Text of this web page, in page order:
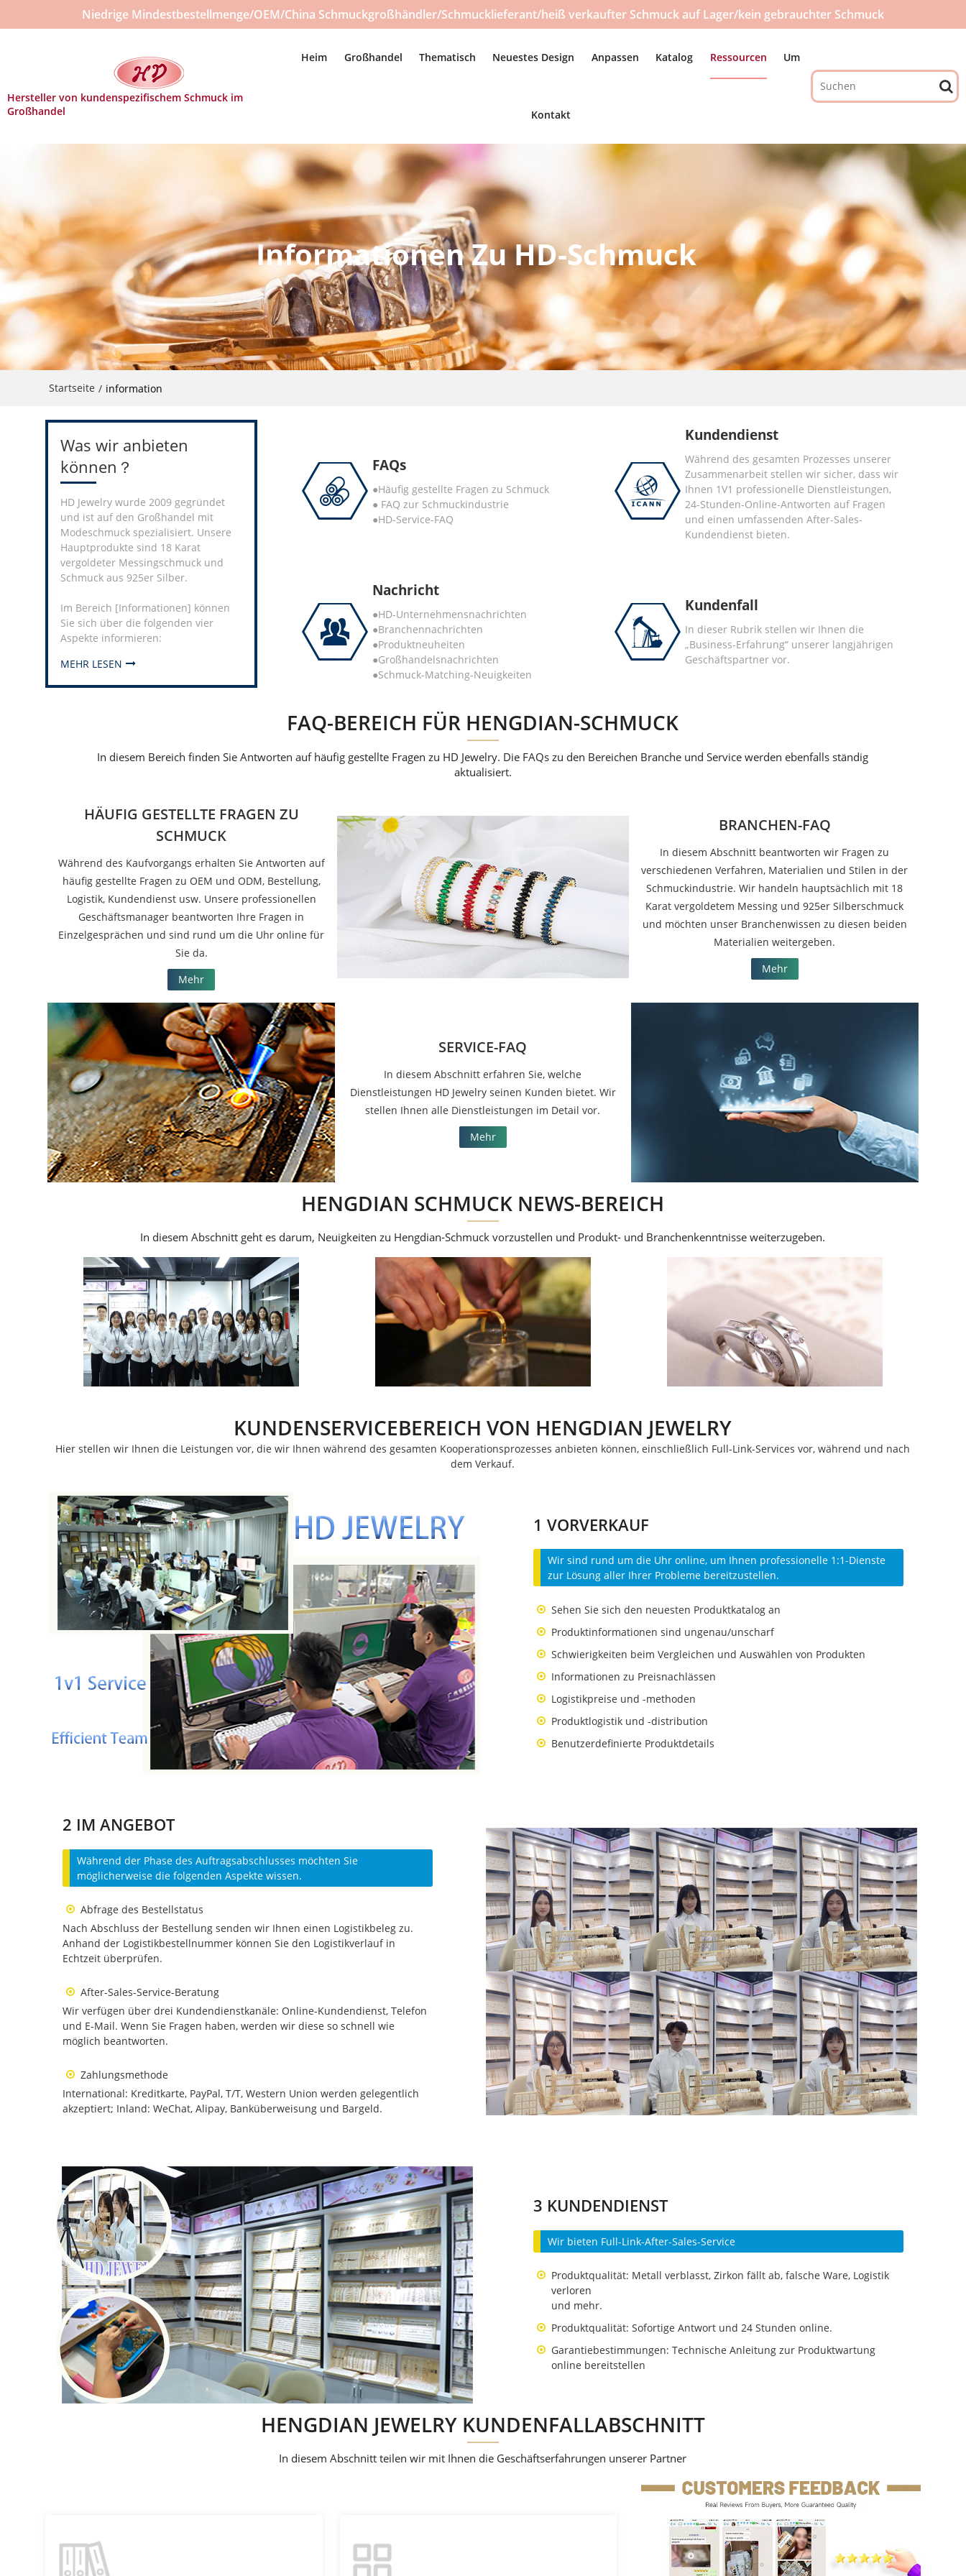
Niedrige Mindestbestellmenge/OEM/China Schmuckgroßhändler/Schmucklieferant/heiß verkaufter Schmuck auf Lager/kein gebrauchter Schmuck
Hersteller von kundenspezifischem Schmuck im
Großhandel
Heim Großhandel Thematisch Neuestes Design Anpassen Katalog Ressourcen Um
Kontakt
Informationen Zu HD-Schmuck
Startseite / information
Was wir anbieten
können？
HD Jewelry wurde 2009 gegründet
und ist auf den Großhandel mit
Modeschmuck spezialisiert. Unsere
Hauptprodukte sind 18 Karat
vergoldeter Messingschmuck und
Schmuck aus 925er Silber.
Im Bereich [Informationen] können
Sie sich über die folgenden vier
Aspekte informieren:
MEHR LESEN
FAQs
●Häufig gestellte Fragen zu Schmuck
● FAQ zur Schmuckindustrie
●HD-Service-FAQ
Kundendienst
Während des gesamten Prozesses unserer
Zusammenarbeit stellen wir sicher, dass wir
Ihnen 1V1 professionelle Dienstleistungen,
24-Stunden-Online-Antworten auf Fragen
und einen umfassenden After-Sales-
Kundendienst bieten.
Nachricht
●HD-Unternehmensnachrichten
●Branchennachrichten
●Produktneuheiten
●Großhandelsnachrichten
●Schmuck-Matching-Neuigkeiten
Kundenfall
In dieser Rubrik stellen wir Ihnen die
„Business-Erfahrung“ unserer langjährigen
Geschäftspartner vor.
FAQ-BEREICH FÜR HENGDIAN-SCHMUCK
In diesem Bereich finden Sie Antworten auf häufig gestellte Fragen zu HD Jewelry. Die FAQs zu den Bereichen Branche und Service werden ebenfalls ständig
aktualisiert.
HÄUFIG GESTELLTE FRAGEN ZU
SCHMUCK
Während des Kaufvorgangs erhalten Sie Antworten auf
häufig gestellte Fragen zu OEM und ODM, Bestellung,
Logistik, Kundendienst usw. Unsere professionellen
Geschäftsmanager beantworten Ihre Fragen in
Einzelgesprächen und sind rund um die Uhr online für
Sie da.
Mehr
BRANCHEN-FAQ
In diesem Abschnitt beantworten wir Fragen zu
verschiedenen Verfahren, Materialien und Stilen in der
Schmuckindustrie. Wir handeln hauptsächlich mit 18
Karat vergoldetem Messing und 925er Silberschmuck
und möchten unser Branchenwissen zu diesen beiden
Materialien weitergeben.
Mehr
SERVICE-FAQ
In diesem Abschnitt erfahren Sie, welche
Dienstleistungen HD Jewelry seinen Kunden bietet. Wir
stellen Ihnen alle Dienstleistungen im Detail vor.
Mehr
HENGDIAN SCHMUCK NEWS-BEREICH
In diesem Abschnitt geht es darum, Neuigkeiten zu Hengdian-Schmuck vorzustellen und Produkt- und Branchenkenntnisse weiterzugeben.
Unternehmens-News Produktneuheiten Branchen-News
KUNDENSERVICEBEREICH VON HENGDIAN JEWELRY
Hier stellen wir Ihnen die Leistungen vor, die wir Ihnen während des gesamten Kooperationsprozesses anbieten können, einschließlich Full-Link-Services vor, während und nach
dem Verkauf.
1 VORVERKAUF
Wir sind rund um die Uhr online, um Ihnen professionelle 1:1-Dienste
zur Lösung aller Ihrer Probleme bereitzustellen.
Sehen Sie sich den neuesten Produktkatalog an
Produktinformationen sind ungenau/unscharf
Schwierigkeiten beim Vergleichen und Auswählen von Produkten
Informationen zu Preisnachlässen
Logistikpreise und -methoden
Produktlogistik und -distribution
Benutzerdefinierte Produktdetails
2 IM ANGEBOT
Während der Phase des Auftragsabschlusses möchten Sie
möglicherweise die folgenden Aspekte wissen.
Abfrage des Bestellstatus
Nach Abschluss der Bestellung senden wir Ihnen einen Logistikbeleg zu.
Anhand der Logistikbestellnummer können Sie den Logistikverlauf in
Echtzeit überprüfen.
After-Sales-Service-Beratung
Wir verfügen über drei Kundendienstkanäle: Online-Kundendienst, Telefon
und E-Mail. Wenn Sie Fragen haben, werden wir diese so schnell wie
möglich beantworten.
Zahlungsmethode
International: Kreditkarte, PayPal, T/T, Western Union werden gelegentlich
akzeptiert; Inland: WeChat, Alipay, Banküberweisung und Bargeld.
3 KUNDENDIENST
Wir bieten Full-Link-After-Sales-Service
Produktqualität: Metall verblasst, Zirkon fällt ab, falsche Ware, Logistik
verloren
und mehr.
Produktqualität: Sofortige Antwort und 24 Stunden online.
Garantiebestimmungen: Technische Anleitung zur Produktwartung
online bereitstellen
HENGDIAN JEWELRY KUNDENFALLABSCHNITT
In diesem Abschnitt teilen wir mit Ihnen die Geschäftserfahrungen unserer Partner